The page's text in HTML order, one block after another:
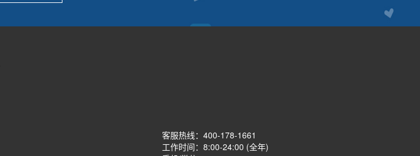
客服热线： 400-178-1661
工作时间：8:00-24:00 (全年)